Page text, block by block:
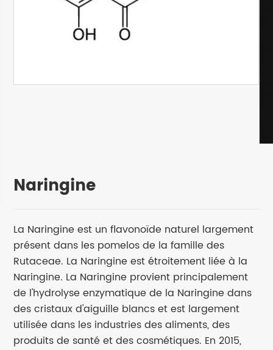
Naringine
La Naringine est un flavonoïde naturel largement
présent dans les pomelos de la famille des
Rutaceae. La Naringine est étroitement liée à la
Naringine. La Naringine provient principalement
de l'hydrolyse enzymatique de la Naringine dans
des cristaux d'aiguille blancs et est largement
utilisée dans les industries des aliments, des
produits de santé et des cosmétiques. En 2015,